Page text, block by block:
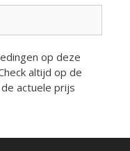
op deze
altijd op de
actuele prijs